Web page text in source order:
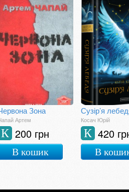
Зона
Артем
200 грн
К
В кошик
Сузір’я
Косач Юрій
420
К
В